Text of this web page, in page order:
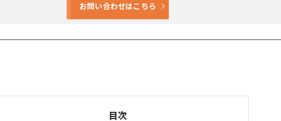
お問い合わせはこちら
目次